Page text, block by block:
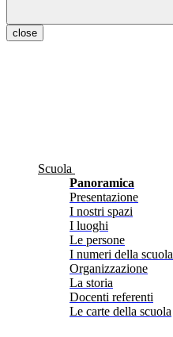
close
Scuola
Panoramica
Presentazione
I nostri spazi
I luoghi
Le persone
I numeri della scuola
Organizzazione
La storia
Docenti referenti
Le carte della scuola